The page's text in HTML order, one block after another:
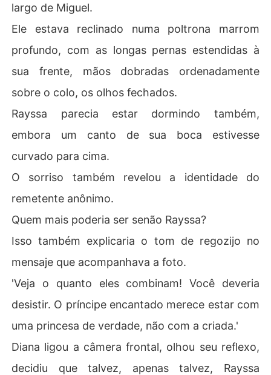
largo de Miguel.
Ele estava reclinado numa poltrona marrom
profundo, com as longas pernas estendidas à
sua frente, mãos dobradas ordenadamente
sobre o colo, os olhos fechados.
Rayssa parecia estar dormindo também,
embora um canto de sua boca estivesse
curvado para cima.
O sorriso também revelou a identidade do
remetente anônimo.
Quem mais poderia ser senão Rayssa?
Isso também explicaria o tom de regozijo no
mensaje que acompanhava a foto.
'Veja o quanto eles combinam! Você deveria
desistir. O príncipe encantado merece estar com
uma princesa de verdade, não com a criada.'
Diana ligou a câmera frontal, olhou seu reflexo,
decidiu que talvez, apenas talvez, Rayssa